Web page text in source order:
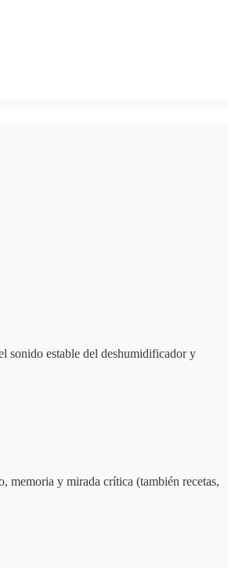
sonido estable del deshumidificador y
memoria y mirada crítica (también recetas,